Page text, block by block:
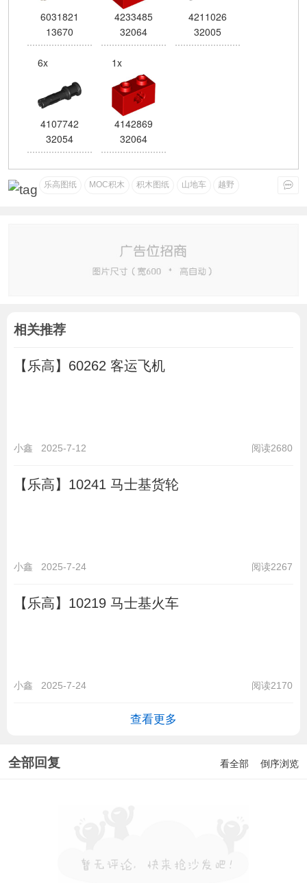
6031821
13670
4233485
32064
4211026
32005
6x
4107742
32054
1x
4142869
32064
乐高图纸 MOC积木 积木图纸 山地车 越野
相关推荐
【乐高】60262 客运飞机
小鑫 2025-7-12 阅读2680
【乐高】10241 马士基货轮
小鑫 2025-7-24 阅读2267
【乐高】10219 马士基火车
小鑫 2025-7-24 阅读2170
查看更多
全部回复 看全部 倒序浏览